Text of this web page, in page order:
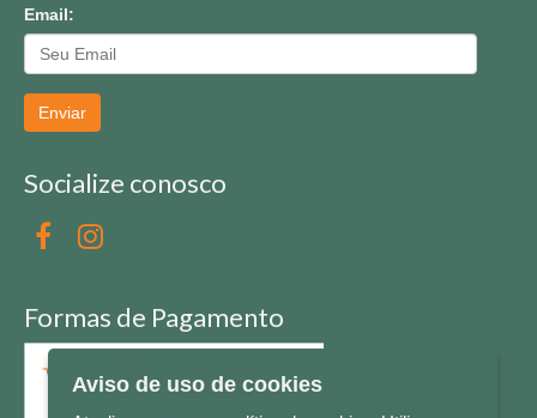
Email:
Enviar
Socialize conosco
Formas de Pagamento
Aviso de uso de cookies